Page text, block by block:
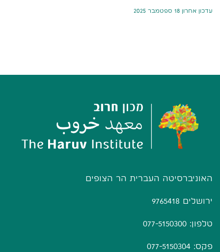
עדכון אחרון 18 ספטמבר 2025
האוניברסיטה העברית הר הצופים
ירושלים 9765418
טלפון: 077-5150300
פקס: 077-5150304